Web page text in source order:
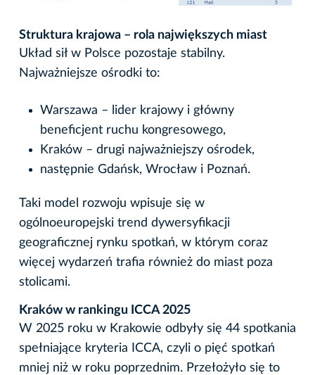
Struktura krajowa – rola największych miast
Układ sił w Polsce pozostaje stabilny.
Najważniejsze ośrodki to:
Warszawa – lider krajowy i główny
beneficjent ruchu kongresowego,
Kraków – drugi najważniejszy ośrodek,
następnie Gdańsk, Wrocław i Poznań.
Taki model rozwoju wpisuje się w
ogólnoeuropejski trend dywersyfikacji
geograficznej rynku spotkań, w którym coraz
więcej wydarzeń trafia również do miast poza
stolicami.
Kraków w rankingu ICCA 2025
W 2025 roku w Krakowie odbyły się 44 spotkania
spełniające kryteria ICCA, czyli o pięć spotkań
mniej niż w roku poprzednim. Przełożyło się to